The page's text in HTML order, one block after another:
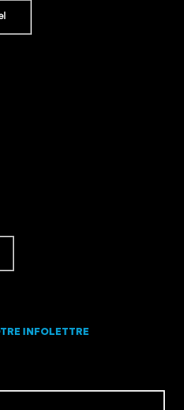
INFOLETTRE